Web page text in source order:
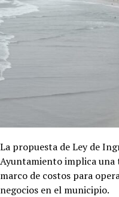
La propuesta de Ley de
Ayuntamiento implica
marco de costos para
negocios en el municipio.